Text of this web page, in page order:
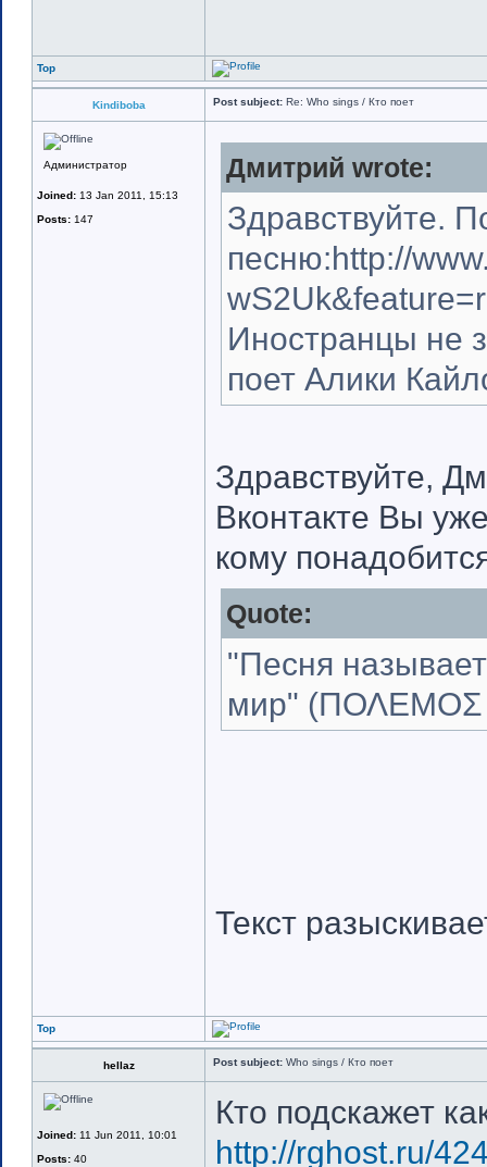
Top
Kindiboba Post subject: Re: Who sings / Кто поет
Администратор
Joined: 13 Jan 2011, 15:13
Posts: 147
Дмитрий wrote:
Здравствуйте.
песню:http://
Иностранцы не
поет Алики
Здравствуйте,
Вконтакте Вы
кому
Quote:
"Песня
мир" (ΠΟΛΕΜΟΣ
Текст
Top
hellaz Post subject: Who sings / Кто поет
Joined: 11 Jun 2011, 10:01
Posts: 40
Кто подскажет
http://rghost.ru/